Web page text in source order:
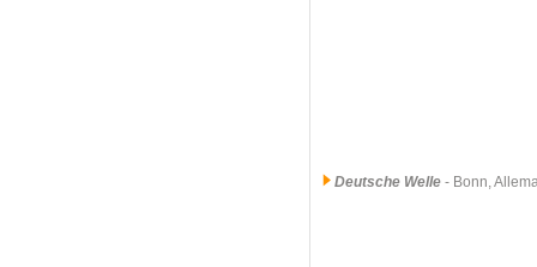
Deutsche Welle - Bonn,